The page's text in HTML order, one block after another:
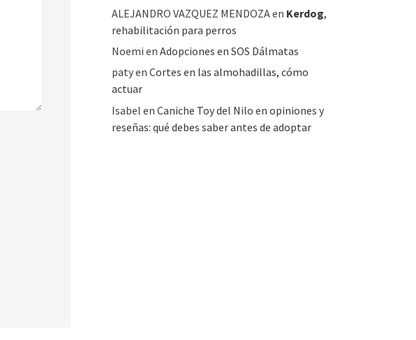
ALEJANDRO VAZQUEZ MENDOZAen Kerdog,
rehabilitación para perros
Noemi en Adopciones en SOS Dálmatas
patyen Cortes en las almohadillas, cómo
actuar
Isabel en Caniche Toy del Nilo en opiniones y
reseñas: qué debes saber antes de adoptar